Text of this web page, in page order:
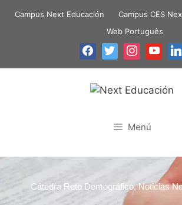
Campus Next Educación Campus CES
Web Português
Menú
Cátedra Reto Demográfico,Noticias